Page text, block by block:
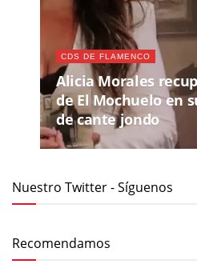
CDS DE FLAMENCO
Alicia Morales
de El Mochuelo en
de cante jondo
Nuestro Twitter - Síguenos
Recomendamos